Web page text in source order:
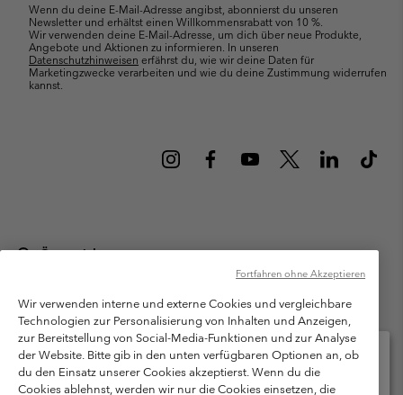
Wenn du deine E-Mail-Adresse angibst, abonnierst du unseren
Newsletter und erhältst einen Willkommensrabatt von 10 %.
Wir verwenden deine E-Mail-Adresse, um dich über neue Produkte,
Angebote und Aktionen zu informieren. In unseren
Datenschutzhinweisen erfährst du, wie wir deine Daten für
Marketingzwecke verarbeiten und wie du deine Zustimmung widerrufen
kannst.
Österreich
Columbia Sportswear Austria GmbH. Moosfeldstraße 1, 5101
Bergheim, Salzburg Österreich. Alle Rechte vorbehalten.
Nutzungsbedingungen
Allgemeine Verkaufsbedingungen
Garantie
Datenschutzerklärung
Bestimmungen und Bedingungen des Mitglieder Programms
Wir verwenden interne und externe Cookies und vergleichbare
Technologien zur Personalisierung von Inhalten und Anzeigen,
zur Bereitstellung von Social-Media-Funktionen und zur Analyse
der Website. Bitte gib in den unten verfügbaren Optionen an, ob
du den Einsatz unserer Cookies akzeptierst. Wenn du die
Cookies ablehnst, werden wir nur die Cookies einsetzen, die
Fortfahren ohne Akzeptieren